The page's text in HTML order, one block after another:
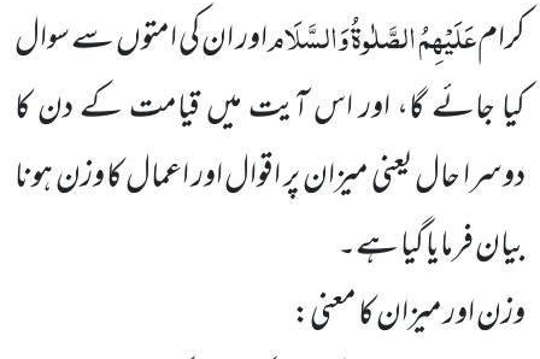
کرامعَلَیْہِمُ الصَّلٰوۃُ وَالسَّلَاماور ان کی امتوں سے سوال
کیا جائے گا، اور اس آیت میں قیامت کے دن کا
دوسرا حال یعنی میزان پر اقوال اور اعمال کا وزن ہونا
بیان فرمایا گیا ہے۔
وزن اور میزان کا معنی: